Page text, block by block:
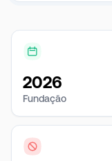
2026
Fundação